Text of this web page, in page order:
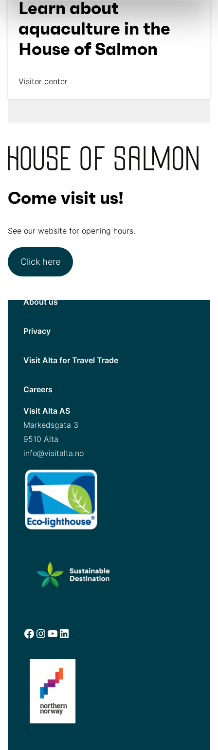
Learn about
aquaculture in the
House of Salmon
Visitor center
Come visit us!
See our website for opening hours.
Click here
About us
Privacy
Visit Alta for Travel Trade
Careers
Visit Alta AS
Markedsgata 3
9510 Alta
info@visitalta.no
Facebook
Instagram
YouTube
LinkedIn